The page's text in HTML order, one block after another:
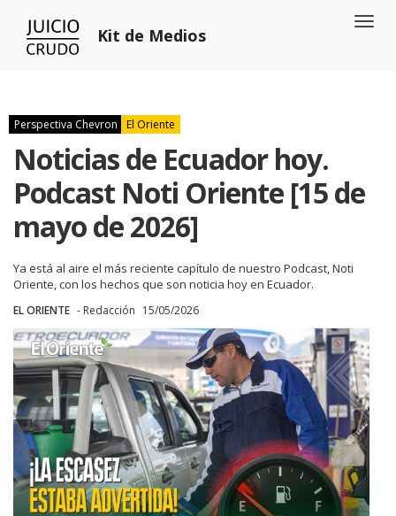
Kit de Medios
Perspectiva Chevron El Oriente
Noticias de Ecuador hoy.
Podcast Noti Oriente [15 de
mayo de 2026]
Ya está al aire el más reciente capítulo de nuestro Podcast, Noti
Oriente, con los hechos que son noticia hoy en Ecuador.
EL ORIENTE - Redacción 15/05/2026